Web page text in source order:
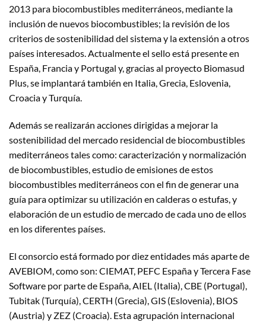
2013 para biocombustibles mediterráneos, mediante la
inclusión de nuevos biocombustibles; la revisión de los
criterios de sostenibilidad del sistema y la extensión a otros
países interesados. Actualmente el sello está presente en
España, Francia y Portugal y, gracias al proyecto Biomasud
Plus, se implantará también en Italia, Grecia, Eslovenia,
Croacia y Turquía.
Además se realizarán acciones dirigidas a mejorar la
sostenibilidad del mercado residencial de biocombustibles
mediterráneos tales como: caracterización y normalización
de biocombustibles, estudio de emisiones de estos
biocombustibles mediterráneos con el fin de generar una
guía para optimizar su utilización en calderas o estufas, y
elaboración de un estudio de mercado de cada uno de ellos
en los diferentes países.
El consorcio está formado por diez entidades más aparte de
AVEBIOM, como son: CIEMAT, PEFC España y Tercera Fase
Software por parte de España, AIEL (Italia), CBE (Portugal),
Tubitak (Turquía), CERTH (Grecia), GIS (Eslovenia), BIOS
(Austria) y ZEZ (Croacia). Esta agrupación internacional